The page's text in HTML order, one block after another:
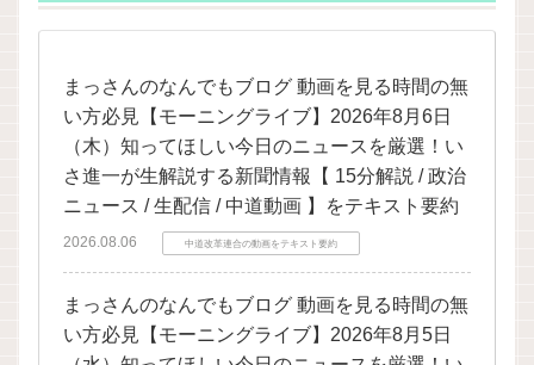
まっさんのなんでもブログ 動画を見る時間の無
い方必見【モーニングライブ】2026年8月6日
（木）知ってほしい今日のニュースを厳選！い
さ進一が生解説する新聞情報【 15分解説 / 政治
ニュース / 生配信 / 中道動画 】をテキスト要約
2026.08.06 中道改革連合の動画をテキスト要約
まっさんのなんでもブログ 動画を見る時間の無
い方必見【モーニングライブ】2026年8月5日